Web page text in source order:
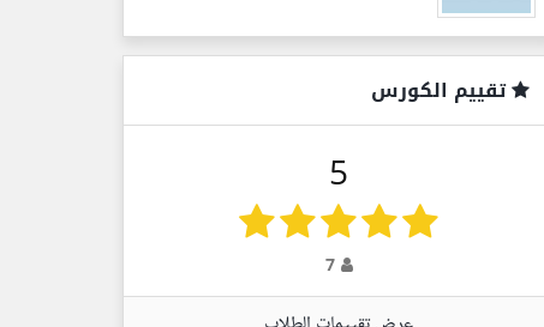
تقييم الكورس
5
7